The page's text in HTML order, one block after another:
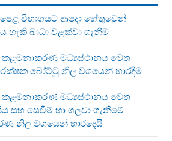
විභාගයට ආපදා හේතුවෙන්
හැකි බාධා වළක්වා ගැනීම
කළමනාකරණ මධ්‍යස්ථානය වෙත
බෝට්ටු නිල වශයෙන් භාරදීම
කළමනාකරණ මධ්‍යස්ථානය වෙත
සහ සෙවීම් හා ගලවා ගැනීමේ
නිල වශයෙන් භාරදෙයි